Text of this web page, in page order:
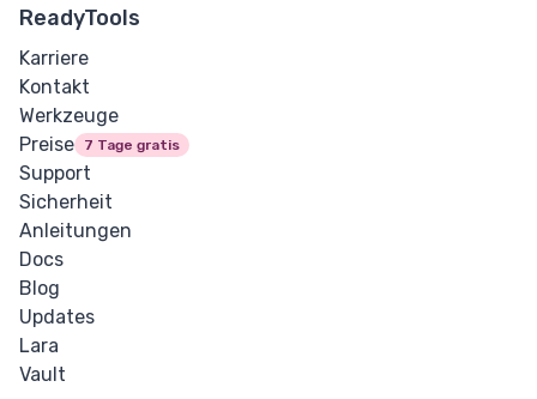
ReadyTools
Karriere
Kontakt
Werkzeuge
Preise
7 Tage gratis
Support
Sicherheit
Anleitungen
Docs
Blog
Updates
Lara
Vault